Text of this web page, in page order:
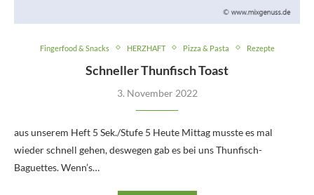
Fingerfood & Snacks HERZHAFT Pizza & Pasta Rezepte
Schneller Thunfisch Toast
3. November 2022
aus unserem Heft 5 Sek./Stufe 5 Heute Mittag musste es mal
wieder schnell gehen, deswegen gab es bei uns Thunfisch-
Baguettes. Wenn’s…